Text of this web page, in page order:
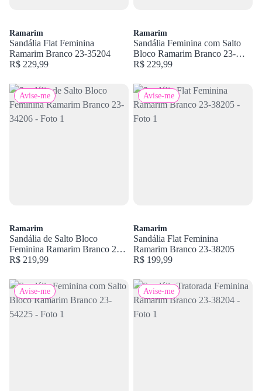
Ramarim
Sandália Flat Feminina
Ramarim Branco 23-35204
R$ 229,99
Ramarim
Sandália Feminina com Salto
Bloco Ramarim Branco 23-
54205
R$ 229,99
Avise-me
Ramarim
Sandália de Salto Bloco
Feminina Ramarim Branco 23-
34206
R$ 219,99
Avise-me
Ramarim
Sandália Flat Feminina
Ramarim Branco 23-38205
R$ 199,99
Avise-me Avise-me